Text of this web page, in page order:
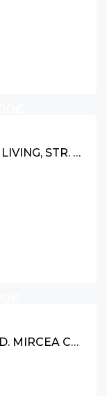
APARTAMENT CU 1 CAMERĂ ȘI LIVING, STR. VADUL LUI VODĂ, CIOCANA
APARTAMENT CU 1 CAMERĂ, BD. MIRCEA CEL BĂTRÂN, CIOCANA